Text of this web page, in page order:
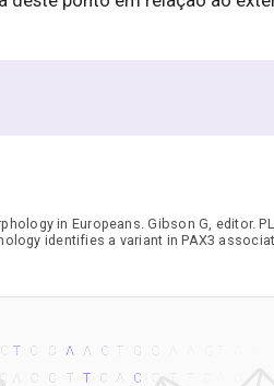
in Europeans. Gibson G, editor.
identifies a variant in PAX3